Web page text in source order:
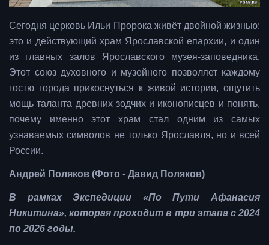
Сегодня церковь Ильи Пророка живёт двойной жизнью:
это и действующий храм Ярославской епархии, и один
из главных залов Ярославского музея-заповедника.
Этот союз духовного и музейного позволяет каждому
гостю города прикоснуться к живой истории, ощутить
мощь таланта древних зодчих и иконописцев и понять,
почему именно этот храм стал одним из самых
узнаваемых символов не только Ярославля, но и всей
России.
Андрей Поляков (Фото - Давид Поляков)
В рамках Экспедиции «По Пути Афанасия
Никитина», которая проходит в три этапа с 2024
по 2026 годы.